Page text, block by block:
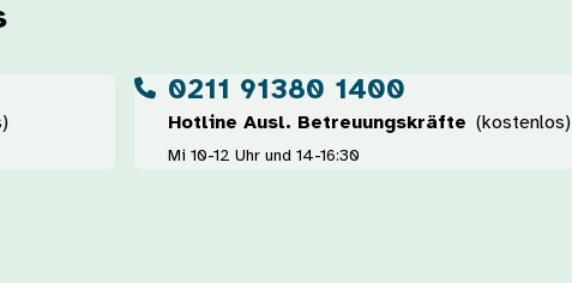
0211 91380 1400
Hotline Ausl. Betreuungskräfte (kostenlos)
Mi 10-12 Uhr und 14-16:30